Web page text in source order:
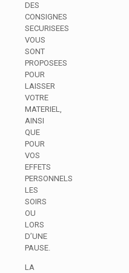
DES
CONSIGNES
SECURISEES
VOUS
SONT
PROPOSEES
POUR
LAISSER
VOTRE
MATERIEL,
AINSI
QUE
POUR
VOS
EFFETS
PERSONNELS
LES
SOIRS
OU
LORS
D’UNE
PAUSE.
LA